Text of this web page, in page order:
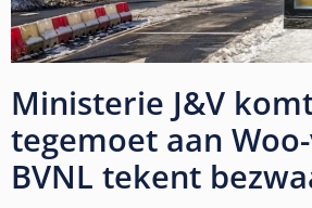
Ministerie J&V
tegemoet aan
BVNL tekent